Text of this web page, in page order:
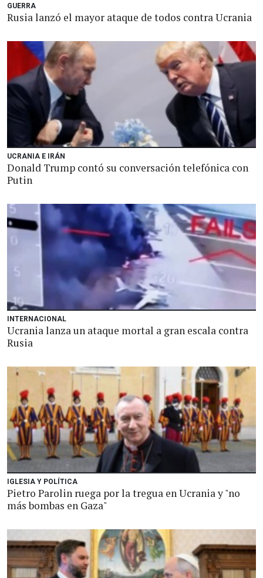
GUERRA
Rusia lanzó el mayor ataque de todos contra Ucrania
UCRANIA E IRÁN
Donald Trump contó su conversación telefónica con
Putin
INTERNACIONAL
Ucrania lanza un ataque mortal a gran escala contra
Rusia
IGLESIA Y POLÍTICA
Pietro Parolin ruega por la tregua en Ucrania y "no
más bombas en Gaza"